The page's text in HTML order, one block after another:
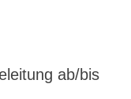
ab/bis